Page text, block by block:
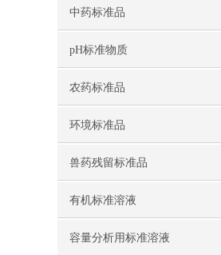
中药标准品
pH标准物质
农药标准品
环境标准品
兽药残留标准品
有机标准溶液
容量分析用标准溶液